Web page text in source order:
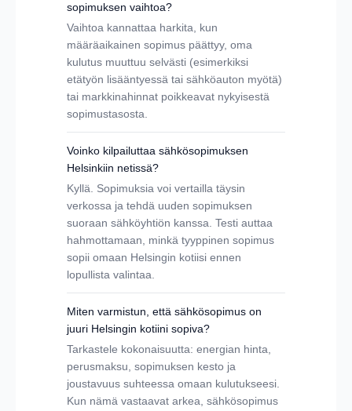
sopimuksen vaihtoa?
Vaihtoa kannattaa harkita, kun
määräaikainen sopimus päättyy, oma
kulutus muuttuu selvästi (esimerkiksi
etätyön lisääntyessä tai sähköauton myötä)
tai markkinahinnat poikkeavat nykyisestä
sopimustasosta.
Voinko kilpailuttaa sähkösopimuksen
Helsinkiin netissä?
Kyllä. Sopimuksia voi vertailla täysin
verkossa ja tehdä uuden sopimuksen
suoraan sähköyhtiön kanssa. Testi auttaa
hahmottamaan, minkä tyyppinen sopimus
sopii omaan Helsingin kotiisi ennen
lopullista valintaa.
Miten varmistun, että sähkösopimus on
juuri Helsingin kotiini sopiva?
Tarkastele kokonaisuutta: energian hinta,
perusmaksu, sopimuksen kesto ja
joustavuus suhteessa omaan kulutukseesi.
Kun nämä vastaavat arkea, sähkösopimus